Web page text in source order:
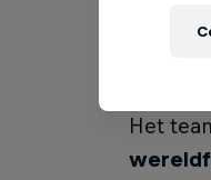
Houd
Het